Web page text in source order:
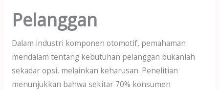
Pelanggan
Dalam industri komponen otomotif, pemahaman
mendalam tentang kebutuhan pelanggan bukanlah
sekadar opsi, melainkan keharusan. Penelitian
menunjukkan bahwa sekitar 70% konsumen